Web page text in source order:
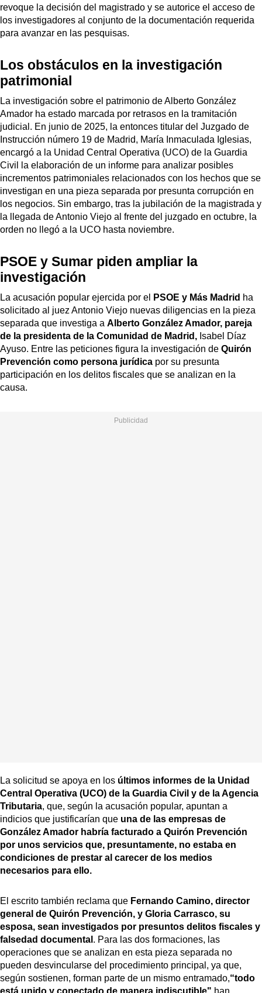
revoque la decisión del magistrado y se autorice el acceso de
los investigadores al conjunto de la documentación requerida
para avanzar en las pesquisas.
Los obstáculos en la investigación
patrimonial
La investigación sobre el patrimonio de Alberto González
Amador ha estado marcada por retrasos en la tramitación
judicial. En junio de 2025, la entonces titular del Juzgado de
Instrucción número 19 de Madrid, María Inmaculada Iglesias,
encargó a la Unidad Central Operativa (UCO) de la Guardia
Civil la elaboración de un informe para analizar posibles
incrementos patrimoniales relacionados con los hechos que se
investigan en una pieza separada por presunta corrupción en
los negocios. Sin embargo, tras la jubilación de la magistrada y
la llegada de Antonio Viejo al frente del juzgado en octubre, la
orden no llegó a la UCO hasta noviembre.
PSOE y Sumar piden ampliar la
investigación
La acusación popular ejercida por el PSOE y Más Madrid ha
solicitado al juez Antonio Viejo nuevas diligencias en la pieza
separada que investiga a Alberto González Amador, pareja
de la presidenta de la Comunidad de Madrid, Isabel Díaz
Ayuso. Entre las peticiones figura la investigación de Quirón
Prevención como persona jurídica por su presunta
participación en los delitos fiscales que se analizan en la
causa.
La solicitud se apoya en los últimos informes de la Unidad
Central Operativa (UCO) de la Guardia Civil y de la Agencia
Tributaria, que, según la acusación popular, apuntan a
indicios que justificarían que una de las empresas de
González Amador habría facturado a Quirón Prevención
por unos servicios que, presuntamente, no estaba en
condiciones de prestar al carecer de los medios
necesarios para ello.
El escrito también reclama que Fernando Camino, director
general de Quirón Prevención, y Gloria Carrasco, su
esposa, sean investigados por presuntos delitos fiscales y
falsedad documental . Para las dos formaciones, las
operaciones que se analizan en esta pieza separada no
pueden desvincularse del procedimiento principal, ya que,
según sostienen, forman parte de un mismo entramado,“todo
está unido y conectado de manera indiscutible" han